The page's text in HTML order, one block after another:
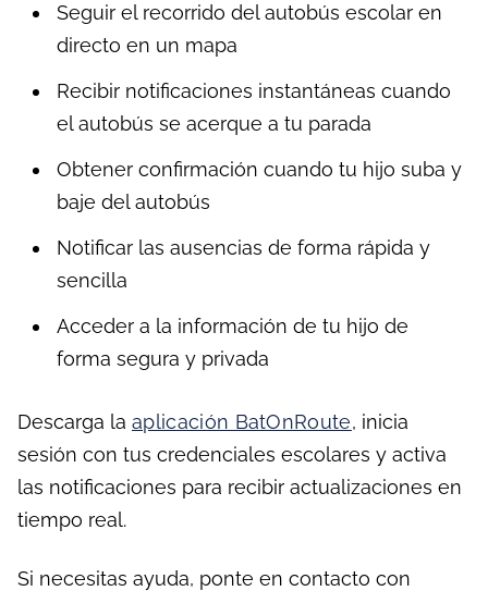
Seguir el recorrido del autobús escolar en
directo en un mapa
Recibir notificaciones instantáneas cuando
el autobús se acerque a tu parada
Obtener confirmación cuando tu hijo suba y
baje del autobús
Notificar las ausencias de forma rápida y
sencilla
Acceder a la información de tu hijo de
forma segura y privada
Descarga la aplicación BatOnRoute, inicia
sesión con tus credenciales escolares y activa
las notificaciones para recibir actualizaciones en
tiempo real.
Si necesitas ayuda, ponte en contacto con